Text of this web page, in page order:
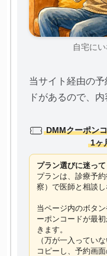
自宅に
当サイト経由の
ドがあるので、
DMMクーポン
1ヶ
プラン選びに迷っ
プランは、診療予
察）で医師と相談し
当ページ内のボタ
ーポンコードが最
きます。
（万が一入ってい
コピーし、予約画